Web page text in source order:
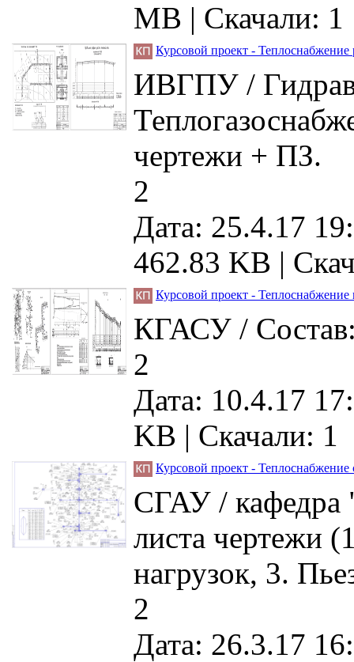
MB | Скачали: 1
Курсовой проект - Теплоснабжение
ИВГПУ /
чертежи + ПЗ.
2
Дата: 25.4.17
462.83 KB |
Курсовой проект - Теплоснабжение
КГАСУ /
2
Дата: 10.4.17
KB | Скачали: 1
Курсовой проект - Теплоснабжение
СГАУ / кафедра
листа чертежи
нагрузок, 3.
2
Дата: 26.3.17